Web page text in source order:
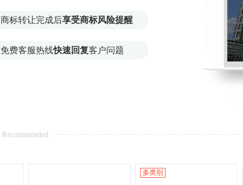
商标转让完成后享受商标风险提醒
免费客服热线快速回复客户问题
Recommended
多类别